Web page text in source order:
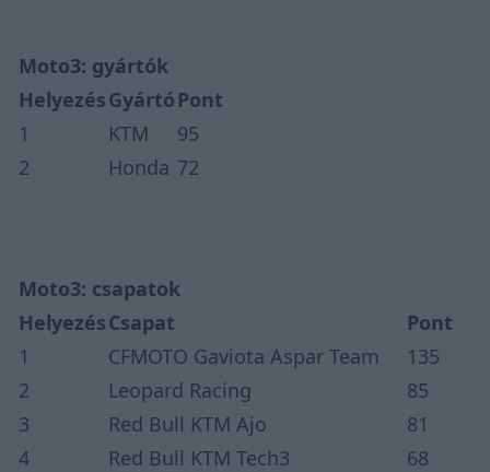
Moto3: gyártók
HelyezésGyártó Pont
1
KTM
95
2
Honda 72
Moto3: csapatok
HelyezésCsapat
Pont
1
CFMOTO Gaviota Aspar Team
135
2
Leopard Racing
85
3
Red Bull KTM Ajo
81
4
Red Bull KTM Tech3
68